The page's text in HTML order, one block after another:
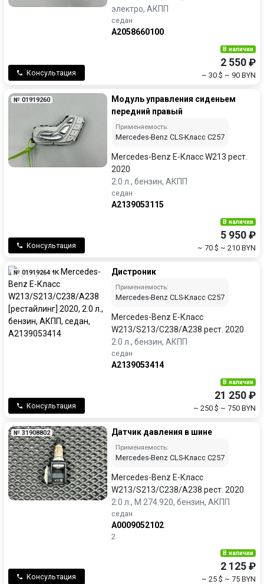
электро, АКПП
седан
A2058660100
Консультация
В наличии
2 550 ₽
~ 30 $ ~ 90 BYN
№ 01919260
Модуль управления сиденьем
передний правый
Применяемость:
Mercedes-Benz CLS-Класс C257
Mercedes-Benz E-Класс W213 рест.
2020
2.0 л., бензин, АКПП
седан
A2139053115
Консультация
В наличии
5 950 ₽
~ 70 $ ~ 210 BYN
№ 01919264 Дистроник
Применяемость:
Mercedes-Benz CLS-Класс C257
Mercedes-Benz E-Класс
W213/S213/C238/A238 рест. 2020
2.0 л., бензин, АКПП
седан
A2139053414
Консультация
В наличии
21 250 ₽
~ 250 $ ~ 750 BYN
№ 31908802 Датчик давления в шине
Применяемость:
Mercedes-Benz CLS-Класс C257
Mercedes-Benz E-Класс
W213/S213/C238/A238 рест. 2020
2.0 л., M 274.920, бензин, АКПП
седан
A0009052102
2
Консультация
В наличии
2 125 ₽
~ 25 $ ~ 75 BYN